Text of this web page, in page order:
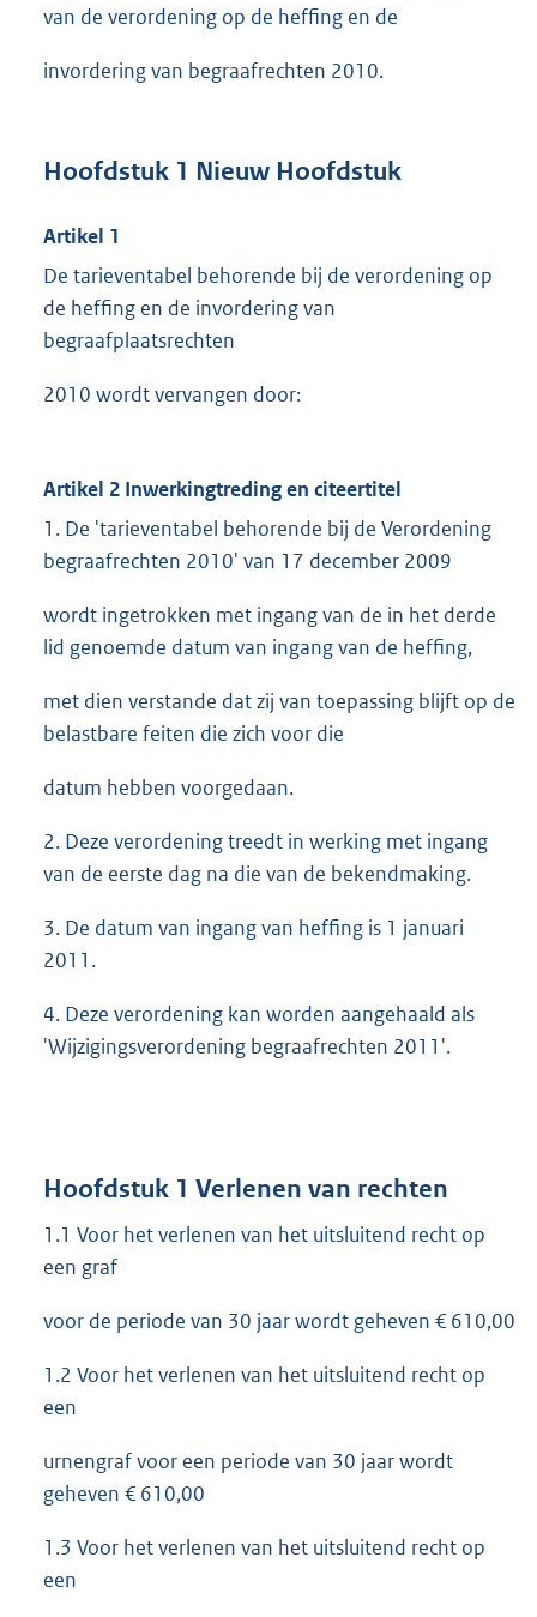
van de verordening op de heffing en de
invordering van begraafrechten 2010.
Hoofdstuk 1 Nieuw Hoofdstuk
Artikel 1
De tarieventabel behorende bij de verordening op
de heffing en de invordering van
begraafplaatsrechten
2010 wordt vervangen door:
Artikel 2 Inwerkingtreding en citeertitel
1. De 'tarieventabel behorende bij de Verordening
begraafrechten 2010' van 17 december 2009
wordt ingetrokken met ingang van de in het derde
lid genoemde datum van ingang van de heffing,
met dien verstande dat zij van toepassing blijft op de
belastbare feiten die zich voor die
datum hebben voorgedaan.
2. Deze verordening treedt in werking met ingang
van de eerste dag na die van de bekendmaking.
3. De datum van ingang van heffing is 1 januari
2011.
4. Deze verordening kan worden aangehaald als
'Wijzigingsverordening begraafrechten 2011'.
Hoofdstuk 1 Verlenen van rechten
1.1 Voor het verlenen van het uitsluitend recht op
een graf
voor de periode van 30 jaar wordt geheven € 610,00
1.2 Voor het verlenen van het uitsluitend recht op
een
urnengraf voor een periode van 30 jaar wordt
geheven € 610,00
1.3 Voor het verlenen van het uitsluitend recht op
een